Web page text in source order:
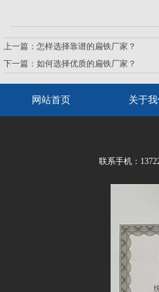
上一篇： 怎样选择靠谱的扁铁厂家？
下一篇： 如何选择优质的扁铁厂家？
网站首页 关于
联系手机：